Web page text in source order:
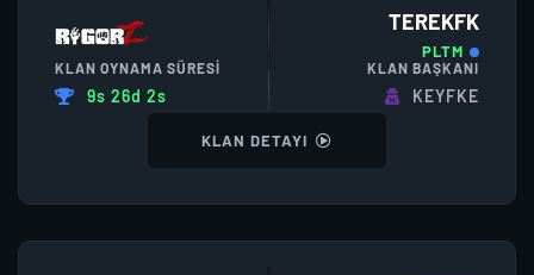
TEREKFK
PLTM
KLAN OYNAMA SÜRESI
9s 26d 2s
KLAN BAŞKANI
KEYFKE
KLAN DETAYI